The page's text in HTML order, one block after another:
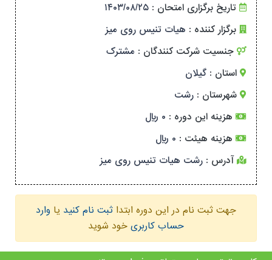
تاریخ برگزاری امتحان : ۱۴۰۳/۰۸/۲۵
برگزار کننده : هیات تنیس روی میز
جنسیت شرکت کنندگان : مشترک
استان : گیلان
شهرستان : رشت
هزینه این دوره : ۰ ریال
هزینه هیئت : ۰ ریال
آدرس : رشت هیات تنیس روی میز
جهت ثبت نام در این دوره ابتدا ثبت نام کنید یا وارد
حساب کاربری خود شوید